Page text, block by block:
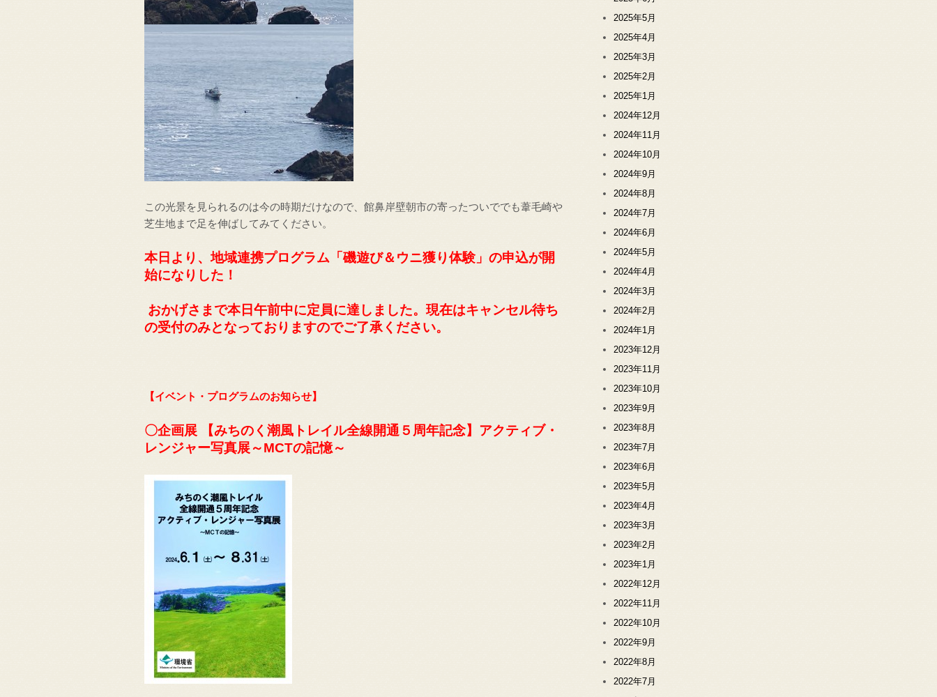
この光景を見られるのは今の時期だけなので、館鼻岸壁朝市の寄ったついででも葦毛崎や
芝生地まで足を伸ばしてみてください。
本日より、地域連携プログラム「磯遊び＆ウニ獲り体験」の申込が開
始になりした！
おかげさまで本日午前中に定員に達しました。現在はキャンセル待ち
の受付のみとなっておりますのでご了承ください。
【イベント・プログラムのお知らせ】
〇企画展 【みちのく潮風トレイル全線開通５周年記念】アクティブ・
レンジャー写真展～MCTの記憶～
2025年5月
2025年4月
2025年3月
2025年2月
2025年1月
2024年12月
2024年11月
2024年10月
2024年9月
2024年8月
2024年7月
2024年6月
2024年5月
2024年4月
2024年3月
2024年2月
2024年1月
2023年12月
2023年11月
2023年10月
2023年9月
2023年8月
2023年7月
2023年6月
2023年5月
2023年4月
2023年3月
2023年2月
2023年1月
2022年12月
2022年11月
2022年10月
2022年9月
2022年8月
2022年7月